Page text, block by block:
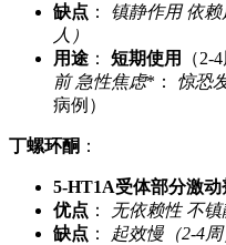
缺点 ： 镇静作用 依赖
人）
用途 ： 短期使用 （2-
前 急性焦虑*： 惊恐
病例）
丁螺环酮 ：
5-HT1A受体部分激动
优点 ： 无依赖性 不镇
缺点 ： 起效慢（2-4周